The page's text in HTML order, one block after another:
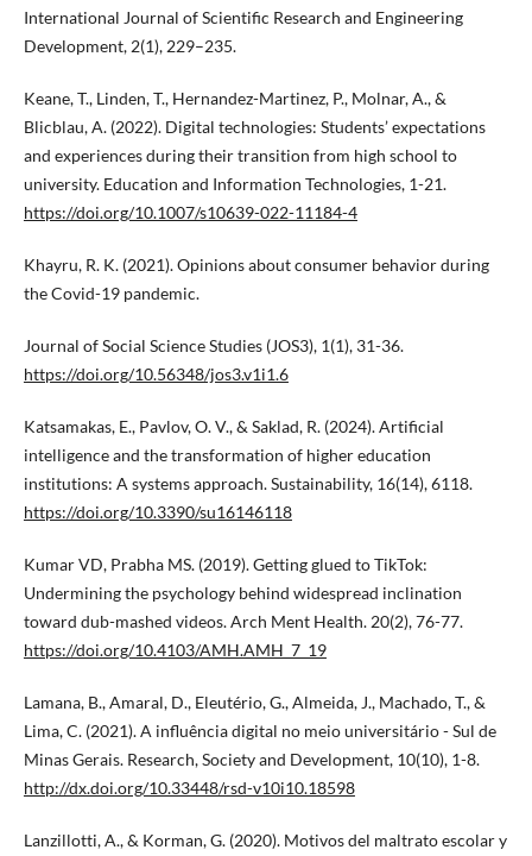
International Journal of Scientific Research and Engineering
Development, 2(1), 229–235.
Keane, T., Linden, T., Hernandez-Martinez, P., Molnar, A., &
Blicblau, A. (2022). Digital technologies: Students’ expectations
and experiences during their transition from high school to
university. Education and Information Technologies, 1-21.
https://doi.org/10.1007/s10639-022-11184-4
Khayru, R. K. (2021). Opinions about consumer behavior during
the Covid-19 pandemic.
Journal of Social Science Studies (JOS3), 1(1), 31-36.
https://doi.org/10.56348/jos3.v1i1.6
Katsamakas, E., Pavlov, O. V., & Saklad, R. (2024). Artificial
intelligence and the transformation of higher education
institutions: A systems approach. Sustainability, 16(14), 6118.
https://doi.org/10.3390/su16146118
Kumar VD, Prabha MS. (2019). Getting glued to TikTok:
Undermining the psychology behind widespread inclination
toward dub-mashed videos. Arch Ment Health. 20(2), 76-77.
https://doi.org/10.4103/AMH.AMH_7_19
Lamana, B., Amaral, D., Eleutério, G., Almeida, J., Machado, T., &
Lima, C. (2021). A influência digital no meio universitário - Sul de
Minas Gerais. Research, Society and Development, 10(10), 1-8.
http://dx.doi.org/10.33448/rsd-v10i10.18598
Lanzillotti, A., & Korman, G. (2020). Motivos del maltrato escolar y